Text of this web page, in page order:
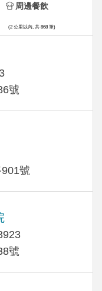
號
號
號
周邊餐飲
(2 公里以內, 共 868 筆)